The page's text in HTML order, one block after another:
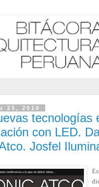
25, 2010
tecnologías
con LED.
Josfel